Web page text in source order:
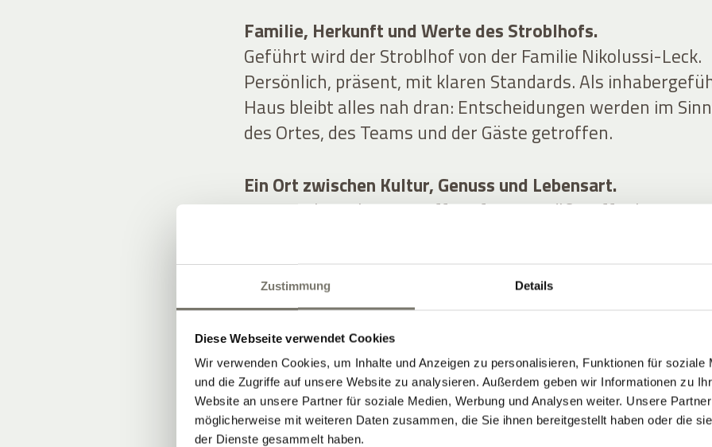
Zustimmung Details
Diese Webseite verwendet Cookies
Wir verwenden Cookies, um Inhalte und Anzeigen zu personalisieren, Funktionen für soziale
und die Zugriffe auf unsere Website zu analysieren. Außerdem geben wir Informationen zu
Website an unsere Partner für soziale Medien, Werbung und Analysen weiter. Unsere
möglicherweise mit weiteren Daten zusammen, die Sie ihnen bereitgestellt haben oder die
der Dienste gesammelt haben.
Familie, Herkunft und Werte des Stroblhofs.
Geführt wird der Stroblhof von der Familie Nikolussi-Leck.
Persönlich, präsent, mit klaren Standards. Als
Haus bleibt alles nah dran: Entscheidungen werden im
des Ortes, des Teams und der Gäste getroffen.
Ein Ort zwischen Kultur, Genuss und Lebensart.
Historische Substanz trifft auf zeitgemäße Offenheit.
Ergebnis: ein entspannter Ort mit Stil – ohne steife
Inszenierung.
UNSERE ANGEBOTE FÜR SIE